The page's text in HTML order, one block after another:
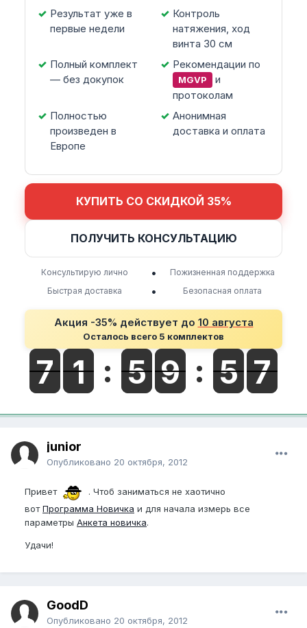
Результат уже в
первые недели
Контроль
натяжения, ход
винта 30 см
Полный комплект
— без докупок
Рекомендации по
MGVP
и
протоколам
Полностью
произведен в
Европе
Анонимная
доставка и оплата
КУПИТЬ СО СКИДКОЙ 35%
ПОЛУЧИТЬ КОНСУЛЬТАЦИЮ
Консультирую лично •
Пожизненная поддержка
Быстрая доставка
• Безопасная оплата
Акция -35% действует до 10 августа
Осталось всего 5 комплектов
junior
Опубликовано 20 октября, 2012
Привет
. Чтоб заниматься не хаотично
вотПрограмма Новичка и для начала измерь все
параметры Анкета новичка.
Удачи!
GoodD
Опубликовано 20 октября, 2012